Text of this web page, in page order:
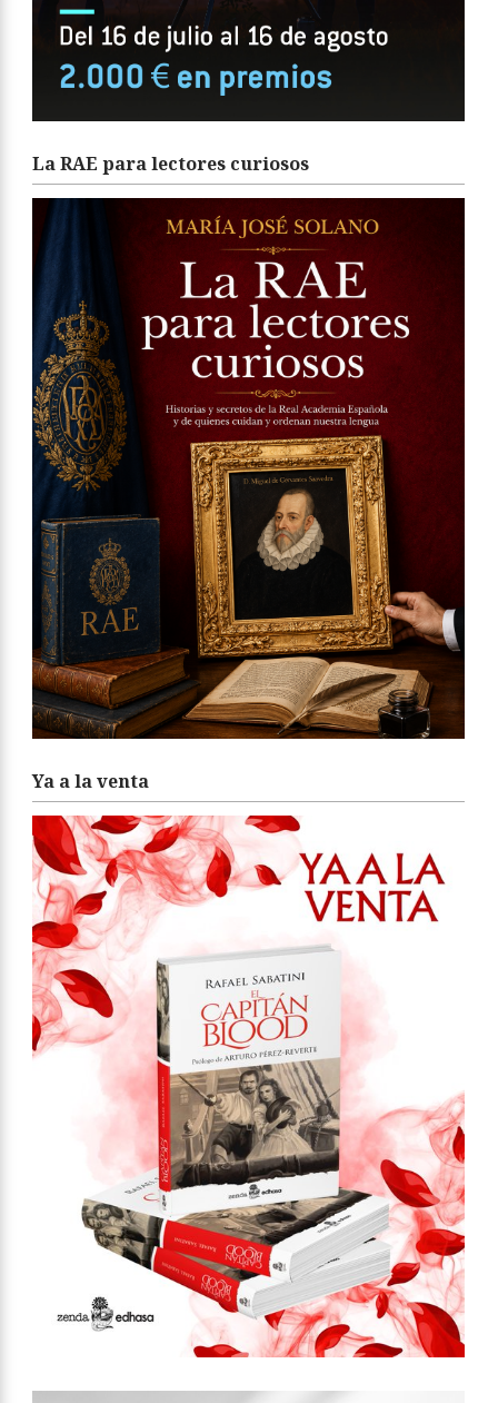
La RAE para lectores curiosos
Ya a la venta